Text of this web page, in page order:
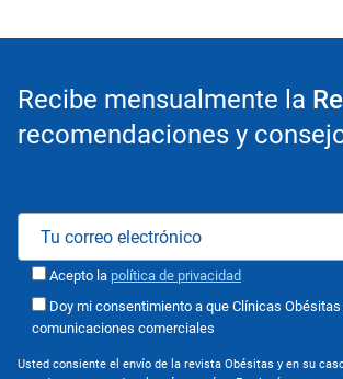
Recibe mensualmente la
recomendaciones y
Acepto la política de privacidad
Doy mi consentimiento a que Clínicas
comunicaciones comerciales
Usted consiente el envío de la revista Obésitas y en su